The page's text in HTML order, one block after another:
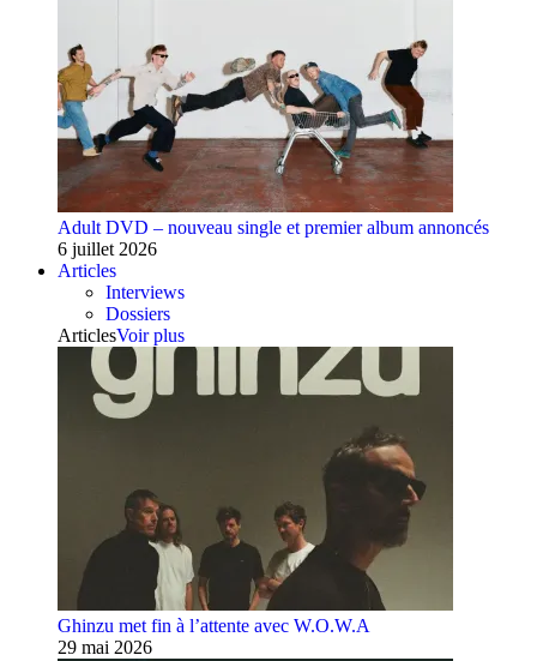
Adult DVD – nouveau single et premier album annoncés
6 juillet 2026
Articles
Interviews
Dossiers
ArticlesVoir plus
Ghinzu met fin à l’attente avec W.O.W.A
29 mai 2026